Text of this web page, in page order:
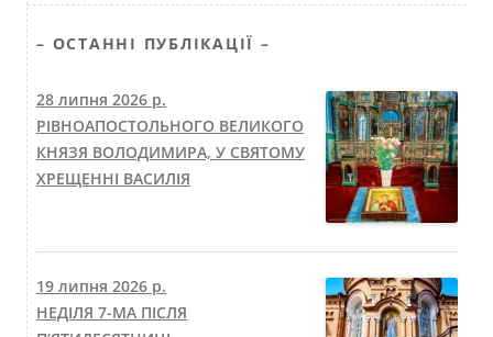
– ОСТАННІ ПУБЛІКАЦІЇ –
28 липня 2026 р.
РІВНОАПОСТОЛЬНОГО ВЕЛИКОГО
КНЯЗЯ ВОЛОДИМИРА, У СВЯТОМУ
ХРЕЩЕННІ ВАСИЛІЯ
19 липня 2026 р.
НЕДІЛЯ 7-МА ПІСЛЯ